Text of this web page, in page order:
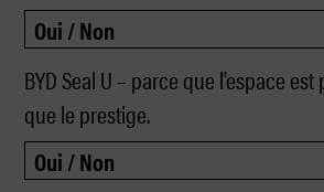
BYD Seal U – parce que l'espace
que le prestige.